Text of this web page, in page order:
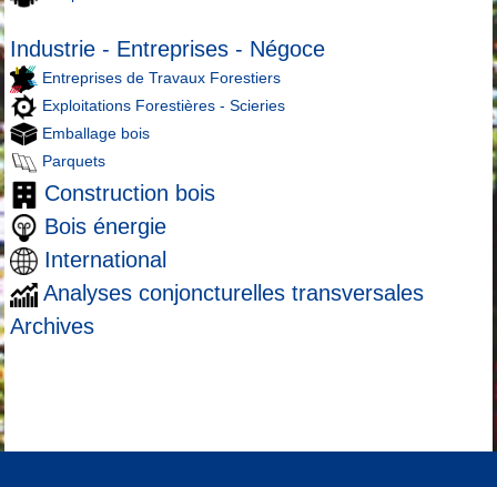
Industrie - Entreprises - Négoce
Entreprises de Travaux Forestiers
Exploitations Forestières - Scieries
Emballage bois
Parquets
Construction bois
Bois énergie
International
Analyses conjoncturelles transversales
Archives